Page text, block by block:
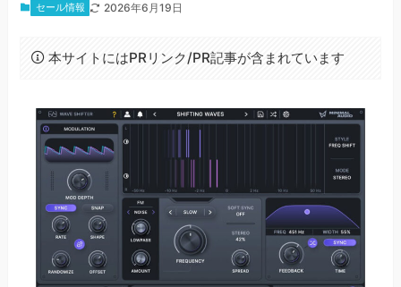
セール情報 2026年6月19日
本サイトにはPRリンク/PR記事が含まれています